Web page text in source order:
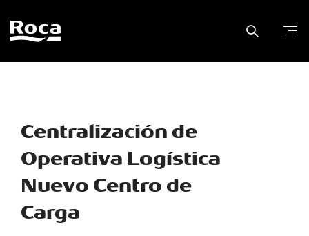
Centralización de
Operativa Logística
Nuevo Centro de
Carga